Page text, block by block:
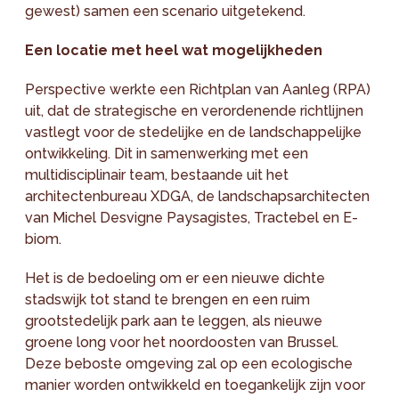
gewest) samen een scenario uitgetekend.
Een locatie met heel wat mogelijkheden
Perspective werkte een Richtplan van Aanleg (RPA)
uit, dat de strategische en verordenende richtlijnen
vastlegt voor de stedelijke en de landschappelijke
ontwikkeling. Dit in samenwerking met een
multidisciplinair team, bestaande uit het
architectenbureau XDGA, de landschapsarchitecten
van Michel Desvigne Paysagistes, Tractebel en E-
biom.
Het is de bedoeling om er een nieuwe dichte
stadswijk tot stand te brengen en een ruim
grootstedelijk park aan te leggen, als nieuwe
groene long voor het noordoosten van Brussel.
Deze beboste omgeving zal op een ecologische
manier worden ontwikkeld en toegankelijk zijn voor